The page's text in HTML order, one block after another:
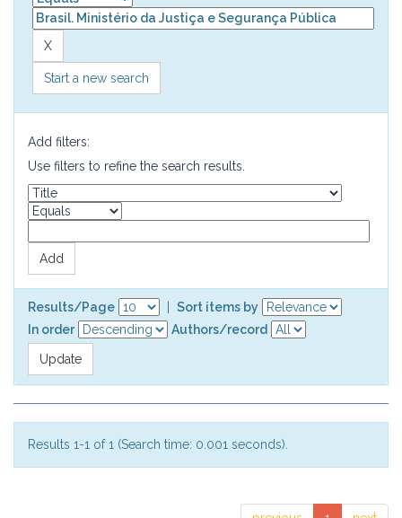
Start a new search
Add filters:
Use filters to refine the search results.
Results/Page
Sort items by
In order
Authors/record
Results 1-1 of 1 (Search time: 0.001 seconds).